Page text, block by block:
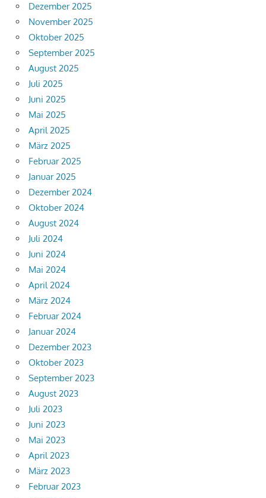
Dezember 2025
November 2025
Oktober 2025
September 2025
August 2025
Juli 2025
Juni 2025
Mai 2025
April 2025
März 2025
Februar 2025
Januar 2025
Dezember 2024
Oktober 2024
August 2024
Juli 2024
Juni 2024
Mai 2024
April 2024
März 2024
Februar 2024
Januar 2024
Dezember 2023
Oktober 2023
September 2023
August 2023
Juli 2023
Juni 2023
Mai 2023
April 2023
März 2023
Februar 2023